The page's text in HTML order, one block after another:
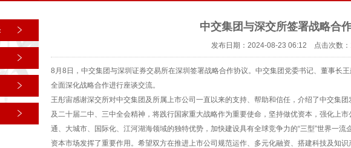
中交集团与深交所签署战略合
发布日期：2024-08-23 06:12 点击次数
8月8日，中交集团与深圳证券交易所在深圳签署战略合作协议。中交集团党委书记、董事长
全面深化战略合作进行座谈交流。
王彤宙感谢深交所对中交集团及所属上市公司一直以来的支持、帮助和信任，介绍了中交集
及二十届二中、三中全会精神，将践行国家重大战略作为重要使命，坚持做优资本，强化上
通、大城市、国际化、江河湖海领域的独特优势，加快建设具有全球竞争力的“三型”世界一
资本市场发挥了重要作用。希望双方在推进上市公司规范运作、多元化融资、搭建科技及知